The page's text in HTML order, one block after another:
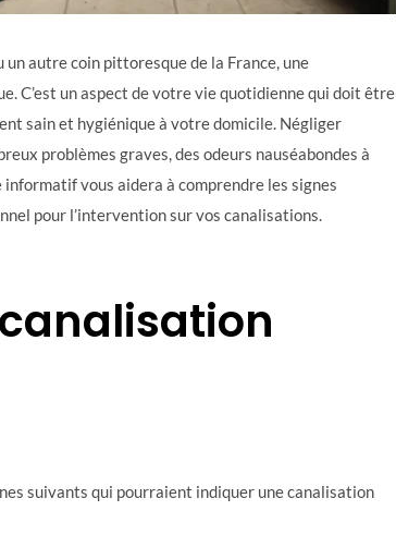
autre coin pittoresque de la France, une
C’est un aspect de votre vie quotidienne qui doit être
sain et hygiénique à votre domicile. Négliger
problèmes graves, des odeurs nauséabondes à
vous aidera à comprendre les signes
pour l’intervention sur vos canalisations.
suivants qui pourraient indiquer une canalisation